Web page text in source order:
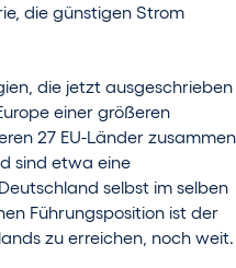
die günstigen Strom
die jetzt ausgeschrieben
einer größeren
27 EU-Länder zusammen
sind etwa eine
selbst im selben
Führungsposition ist der
zu erreichen, noch weit.